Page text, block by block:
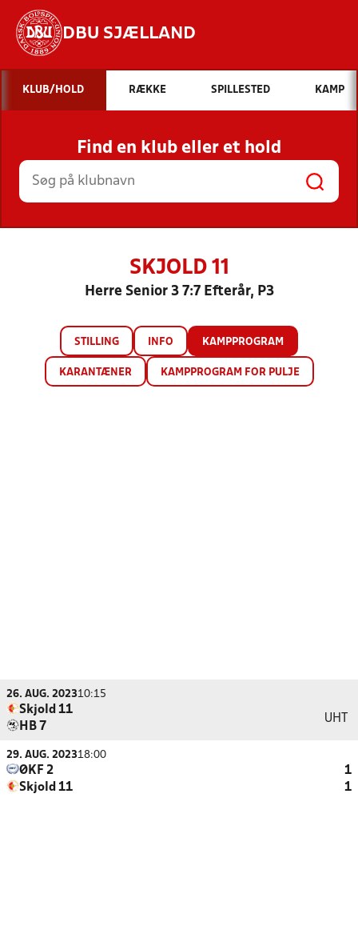
DBU SJÆLLAND
Hvad vil du søge efter?
INDHOLD OG NYHEDER
STILLINGER, RESULTATER, KLUBBER OG
HOLD
KLUB/HOLD RÆKKE SPILLESTED KAMP
Find en klub eller et hold
SKJOLD 11
Herre Senior 3 7:7 Efterår, P3
STILLING INFO KAMPPROGRAM
KARANTÆNER KAMPPROGRAM FOR PULJE
26. AUG. 202310:15
Skjold 11
HB 7
UHT
29. AUG. 202318:00
ØKF 2
1
Skjold 11
1